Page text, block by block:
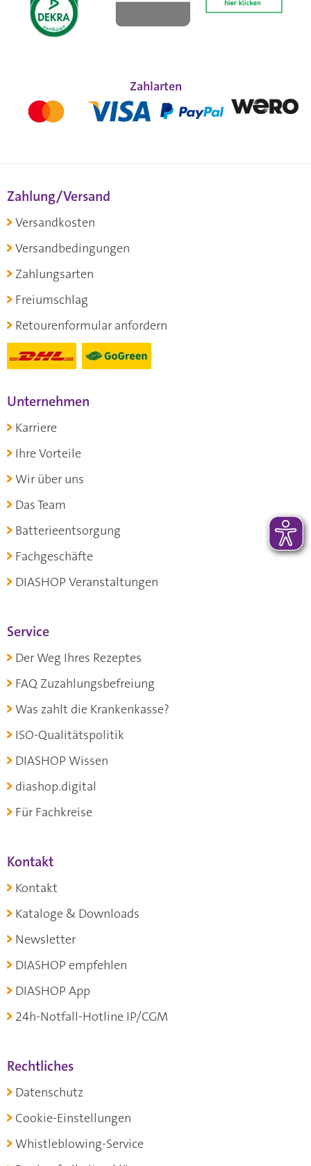
Zahlarten
Zahlung/Versand
Versandkosten
Versandbedingungen
Zahlungsarten
Freiumschlag
Retourenformular anfordern
Unternehmen
Karriere
Ihre Vorteile
Wir über uns
Das Team
Batterieentsorgung
Fachgeschäfte
DIASHOP Veranstaltungen
Service
Der Weg Ihres Rezeptes
FAQ Zuzahlungsbefreiung
Was zahlt die Krankenkasse?
ISO-Qualitätspolitik
DIASHOP Wissen
diashop.digital
Für Fachkreise
Kontakt
Kontakt
Kataloge & Downloads
Newsletter
DIASHOP empfehlen
DIASHOP App
24h-Notfall-Hotline IP/CGM
Rechtliches
Datenschutz
Cookie-Einstellungen
Whistleblowing-Service